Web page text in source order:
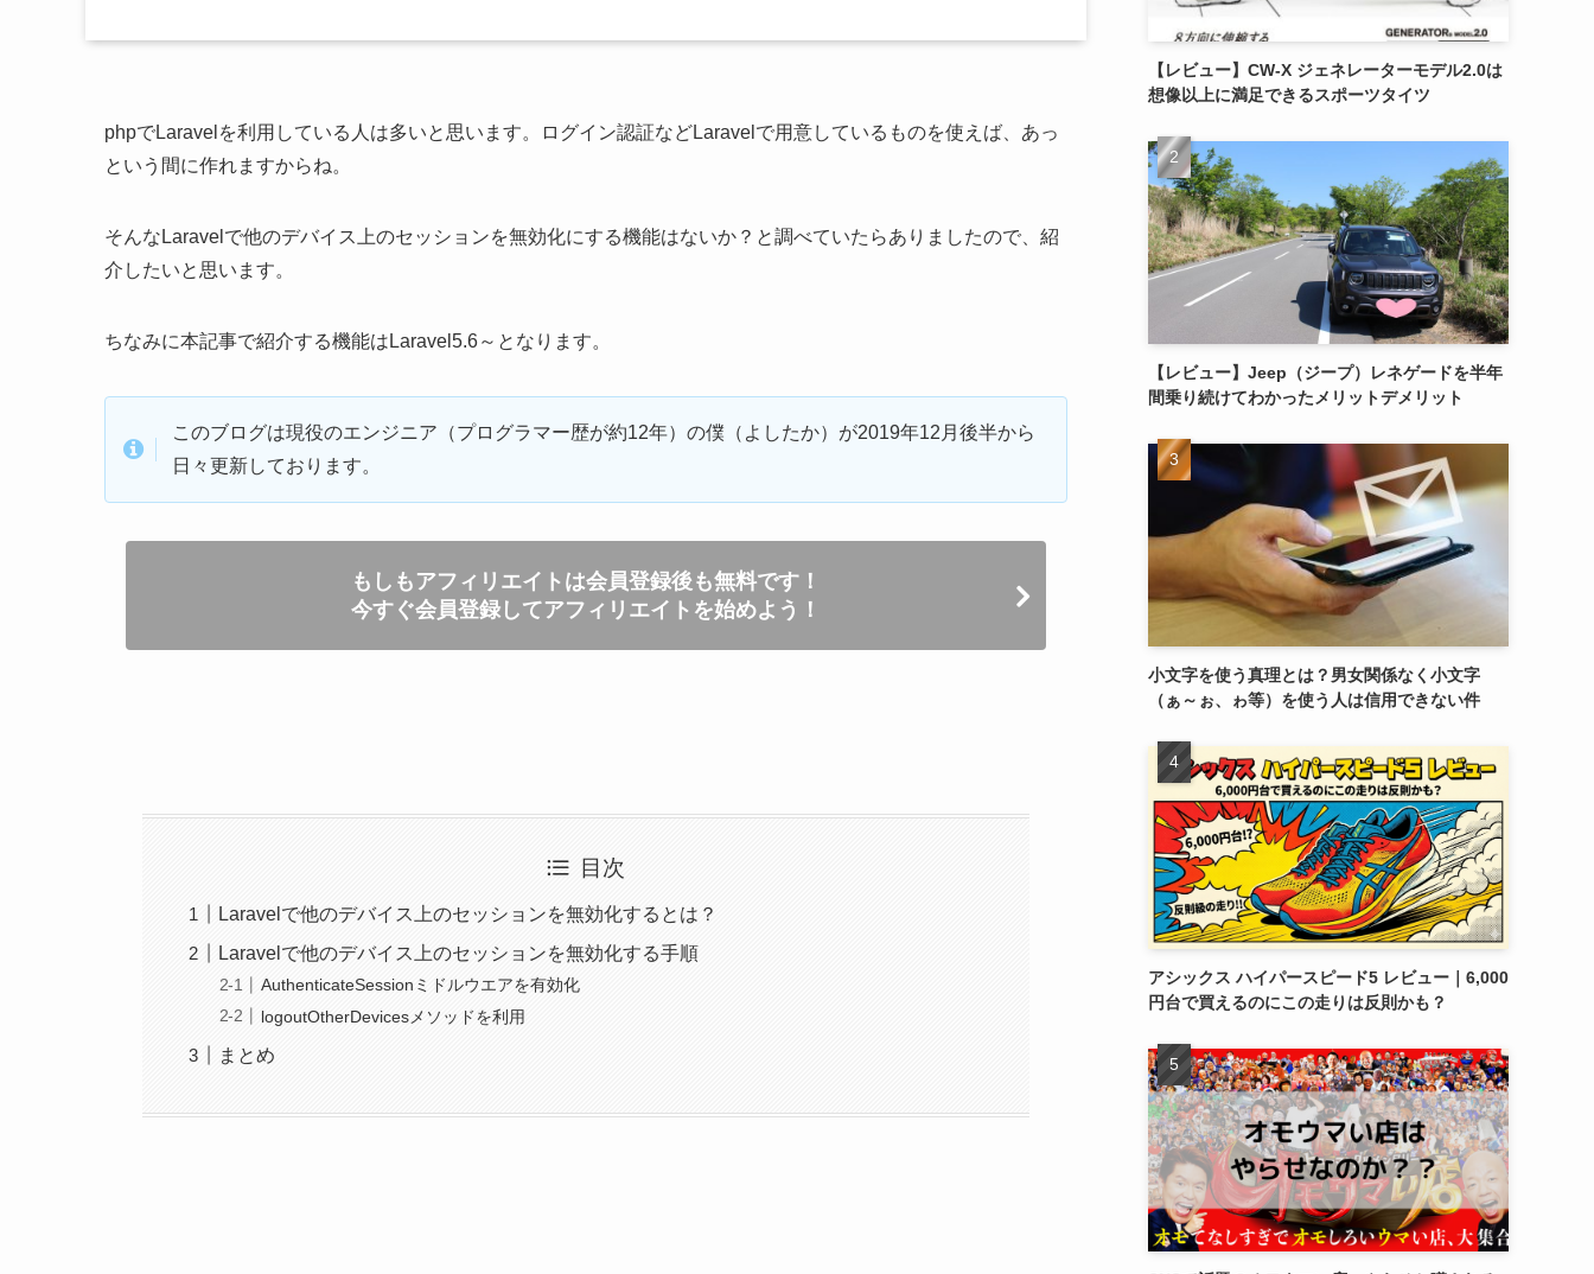
phpでLaravelを利用している人は多いと思います。ログイン認証などLaravelで用意しているものを使えば、あっ
という間に作れますからね。
そんなLaravelで他のデバイス上のセッションを無効化にする機能はないか？と調べていたらありましたので、紹
介したいと思います。
ちなみに本記事で紹介する機能はLaravel5.6～となります。
このブログは現役のエンジニア（プログラマー歴が約12年）の僕（よしたか）が2019年12月後半から
日々更新しております。
もしもアフィリエイトは会員登録後も無料です！
今すぐ会員登録してアフィリエイトを始めよう！
目次
Laravelで他のデバイス上のセッションを無効化するとは？
Laravelで他のデバイス上のセッションを無効化する手順
AuthenticateSessionミドルウエアを有効化
logoutOtherDevicesメソッドを利用
まとめ
【レビュー】CW-X ジェネレーターモデル2.0は
想像以上に満足できるスポーツタイツ
【レビュー】Jeep（ジープ）レネゲードを半年
間乗り続けてわかったメリットデメリット
小文字を使う真理とは？男女関係なく小文字
（ぁ～ぉ、ゎ等）を使う人は信用できない件
アシックス ハイパースピード5 レビュー｜6,000
円台で買えるのにこの走りは反則かも？